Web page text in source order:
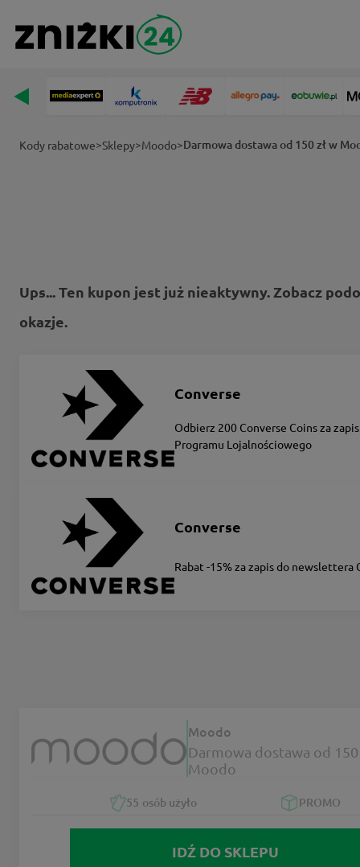
Kody rabatowe>Sklepy>Moodo>Darmowa dostawa od 150 zł w
Ups... Ten kupon jest już nieaktywny. Zobacz
okazje.
Converse
Odbierz 200 Converse Coins za
Programu Lojalnościowego
Converse
Rabat -15% za zapis do newslettera
Moodo
Darmowa dostawa od 150
Moodo
55 osób użyło PROMO
IDŹ DO SKLEPU